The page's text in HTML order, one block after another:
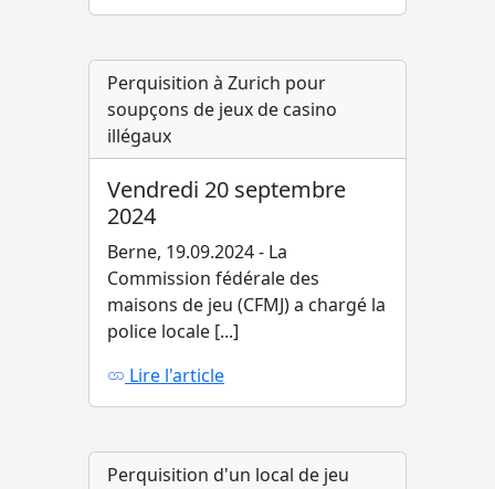
Perquisition à Zurich pour
soupçons de jeux de casino
illégaux
Vendredi 20 septembre
2024
Berne, 19.09.2024 - La
Commission fédérale des
maisons de jeu (CFMJ) a chargé la
police locale [...]
Lire l'article
Perquisition d'un local de jeu